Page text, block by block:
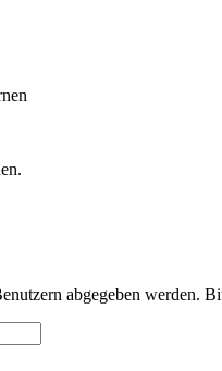
abgegeben werden.